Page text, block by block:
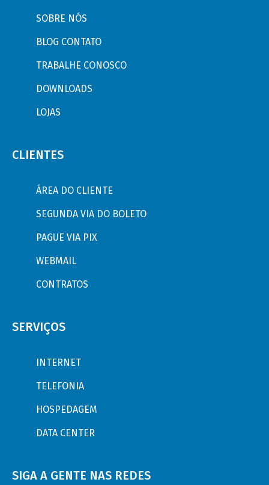
SOBRE NÓS
BLOG CONTATO
TRABALHE CONOSCO
DOWNLOADS
LOJAS
CLIENTES
ÁREA DO CLIENTE
SEGUNDA VIA DO BOLETO
PAGUE VIA PIX
WEBMAIL
CONTRATOS
SERVIÇOS
INTERNET
TELEFONIA
HOSPEDAGEM
DATA CENTER
SIGA A GENTE NAS REDES